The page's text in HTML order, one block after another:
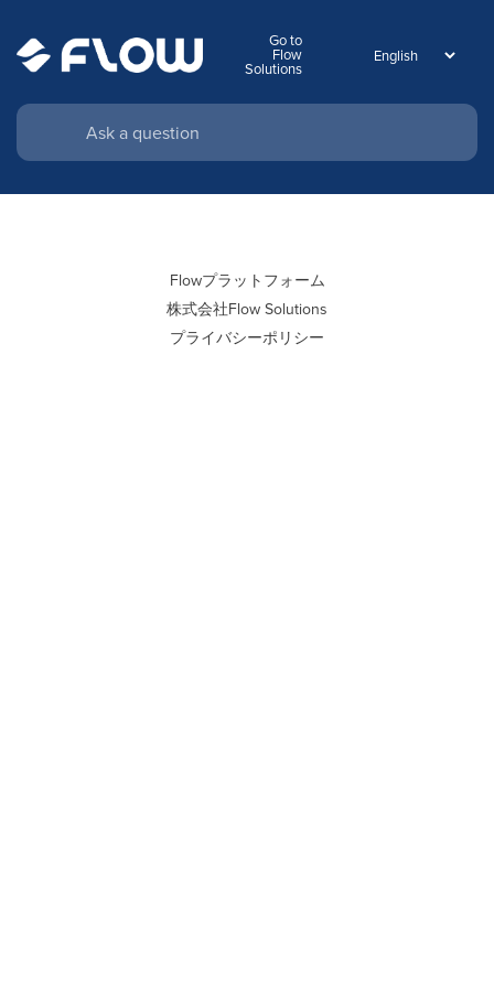
Go to
Flow
Solutions
Flowプラットフォーム
株式会社Flow Solutions
プライバシーポリシー